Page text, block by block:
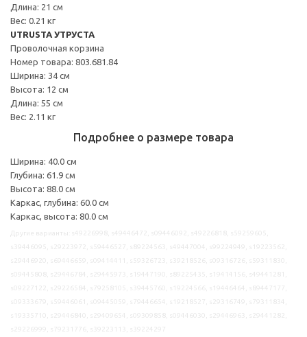
Длина: 21 см
Вес: 0.21 кг
UTRUSTA УТРУСТА
Проволочная корзина
Номер товара: 803.681.84
Ширина: 34 см
Высота: 12 см
Длина: 55 см
Вес: 2.11 кг
Подробнее о размере товара
Ширина: 40.0 см
Глубина: 61.9 см
Высота: 88.0 см
Каркас, глубина: 60.0 см
Каркас, высота: 80.0 см